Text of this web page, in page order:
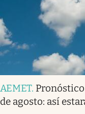
AEMET.
de agosto: así